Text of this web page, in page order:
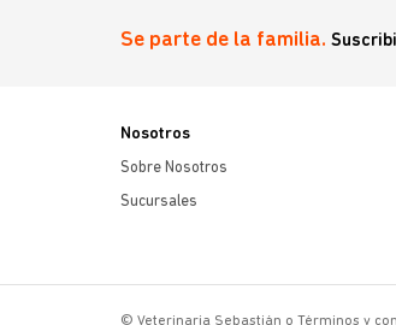
Se parte de la familia.
Nosotros
Sobre Nosotros
Sucursales
© Veterinaria Sebastián o Términos y